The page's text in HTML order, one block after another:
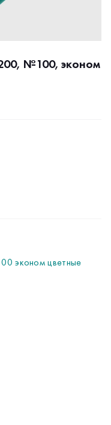
№100, эконом
эконом цветные